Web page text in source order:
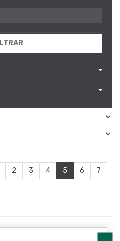
2 3 4 5 6
7